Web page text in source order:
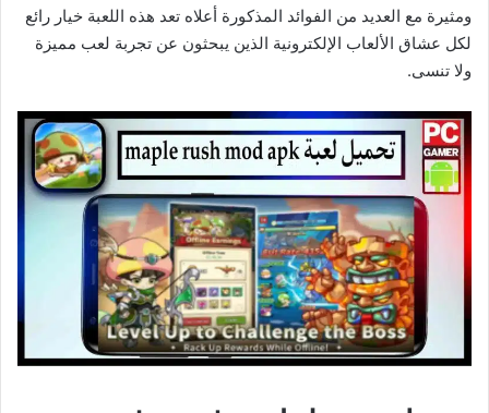
ومثيرة مع العديد من الفوائد المذكورة أعلاه تعد هذه اللعبة خيار رائع
لكل عشاق الألعاب الإلكترونية الذين يبحثون عن تجربة لعب مميزة
ولا تنسى.